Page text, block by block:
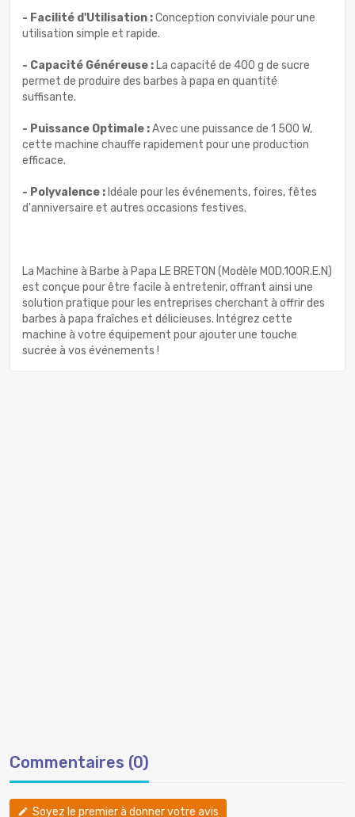
- Facilité d'Utilisation :Conception conviviale pour une
utilisation simple et rapide.
- Capacité Généreuse : La capacité de 400 g de sucre
permet de produire des barbes à papa en quantité
suffisante.
- Puissance Optimale :Avec une puissance de 1 500 W,
cette machine chauffe rapidement pour une production
efficace.
- Polyvalence : Idéale pour les événements, foires, fêtes
d'anniversaire et autres occasions festives.
La Machine à Barbe à Papa LE BRETON (Modèle MOD.100R.E.N)
est conçue pour être facile à entretenir, offrant ainsi une
solution pratique pour les entreprises cherchant à offrir des
barbes à papa fraîches et délicieuses. Intégrez cette
machine à votre équipement pour ajouter une touche
sucrée à vos événements !
Commentaires (0)
edit Soyez le premier à donner votre avis